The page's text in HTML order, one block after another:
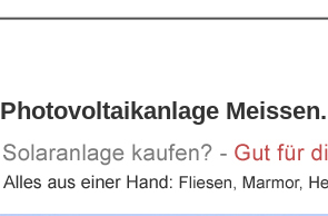
Photovoltaikanlage